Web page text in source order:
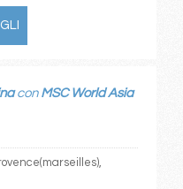
con MSC World Asia